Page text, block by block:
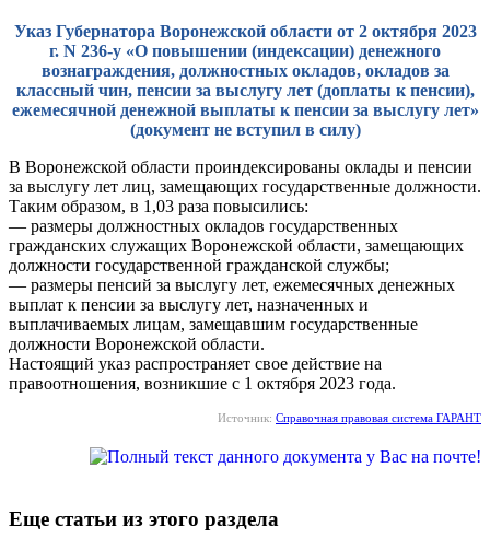
Указ Губернатора Воронежской области от 2 октября 2023
г. N 236-у «О повышении (индексации) денежного
вознаграждения, должностных окладов, окладов за
классный чин, пенсии за выслугу лет (доплаты к пенсии),
ежемесячной денежной выплаты к пенсии за выслугу лет»
(документ не вступил в силу)
В Воронежской области проиндексированы оклады и пенсии
за выслугу лет лиц, замещающих государственные должности.
Таким образом, в 1,03 раза повысились:
— размеры должностных окладов государственных
гражданских служащих Воронежской области, замещающих
должности государственной гражданской службы;
— размеры пенсий за выслугу лет, ежемесячных денежных
выплат к пенсии за выслугу лет, назначенных и
выплачиваемых лицам, замещавшим государственные
должности Воронежской области.
Настоящий указ распространяет свое действие на
правоотношения, возникшие с 1 октября 2023 года.
Источник: Справочная правовая система ГАРАНТ
Еще статьи из этого раздела